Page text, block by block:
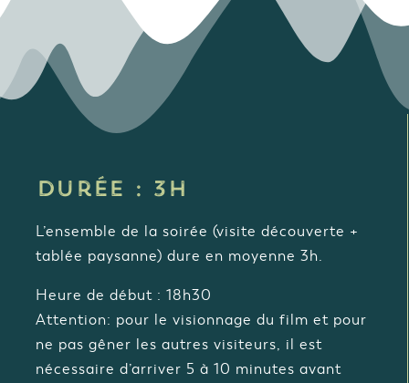
Durée : 3h
L’ensemble de la soirée (visite découverte +
tablée paysanne) dure en moyenne 3h.
Heure de début : 18h30
Attention: pour le visionnage du film et pour
ne pas gêner les autres visiteurs, il est
nécessaire d’arriver 5 à 10 minutes avant